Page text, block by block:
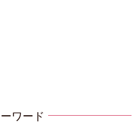
ワード